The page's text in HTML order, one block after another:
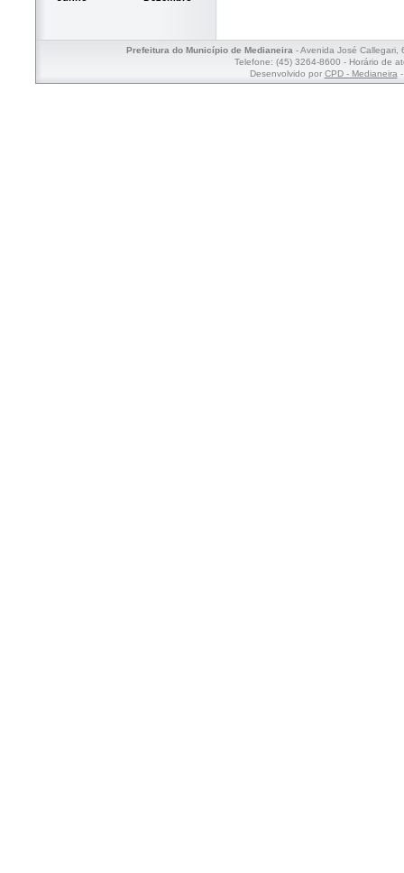
Prefeitura do Município de Medianeira- Avenida José Callegari,
Telefone: (45) 3264-8600 - Horário de
Desenvolvido por CPD - Medianeira-